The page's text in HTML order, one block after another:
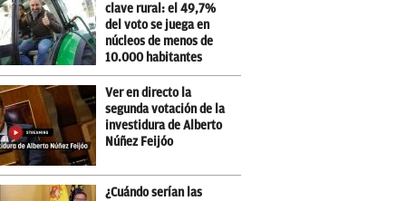
clave rural: el 49,7%
del voto se juega en
núcleos de menos de
10.000 habitantes
Ver en directo la
segunda votación de la
investidura de Alberto
Núñez Feijóo
¿Cuándo serían las